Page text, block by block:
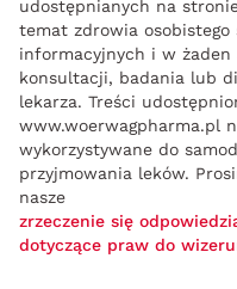
udostępnianych na
temat zdrowia osobistego
informacyjnych i w żaden
konsultacji, badania lub
lekarza. Treści
www.woerwagpharma.pl
wykorzystywane do
przyjmowania leków.
nasze
zrzeczenie się
dotyczące praw do